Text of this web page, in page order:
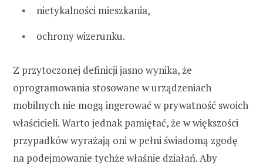
nietykalności mieszkania,
ochrony wizerunku.
Z przytoczonej definicji jasno wynika, że
oprogramowania stosowane w urządzeniach
mobilnych nie mogą ingerować w prywatność swoich
właścicieli. Warto jednak pamiętać, że w większości
przypadków wyrażają oni w pełni świadomą zgodę
na podejmowanie tychże właśnie działań. Aby